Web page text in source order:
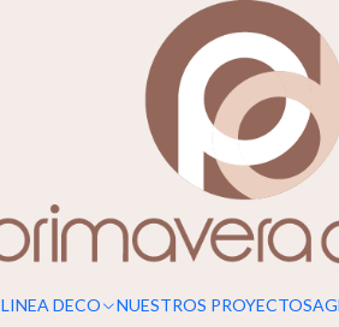
LINEA DECO NUESTROS PROYECTOS
Para un
Old
$22.500